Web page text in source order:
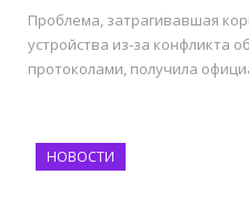
Проблема, затрагивавшая
устройства из-за конфликта
протоколами, получила
НОВОСТИ